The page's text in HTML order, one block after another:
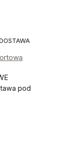
pod